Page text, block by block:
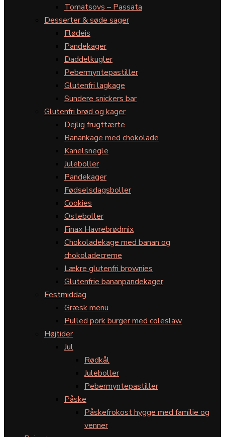
Tomatsovs – Passata
Desserter & søde sager
Flødeis
Pandekager
Daddelkugler
Pebermyntepastiller
Glutenfri lagkage
Sundere snickers bar
Glutenfri brød og kager
Dejlig frugttærte
Banankage med chokolade
Kanelsnegle
Juleboller
Pandekager
Fødselsdagsboller
Cookies
Osteboller
Finax Havrebrødmix
Chokoladekage med banan og
chokoladecreme
Lækre glutenfri brownies
Glutenfrie bananpandekager
Festmiddag
Græsk menu
Pulled pork burger med coleslaw
Højtider
Jul
Rødkål
Juleboller
Pebermyntepastiller
Påske
Påskefrokost hygge med familie og
venner